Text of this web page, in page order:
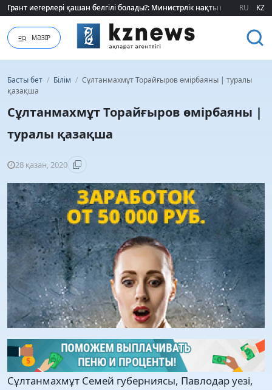
Грант иегерлері қашан белгілі болады?: Министрлік нақты мерзімді
Грант иегерлері қашан белгілі болады?: Министрлік нақты мерзімді
RU KZ
МӘЗІР
Басты бет / Білім / Сұлтанмахмұт Торайғыров өмірбаяны | туралы
қазақша
Сұлтанмахмұт Торайғыров өмірбаяны |
туралы қазақша
28 қазан, 2020
Сұлтанмахмұт Семей губерниясы, Павлодар уезі,